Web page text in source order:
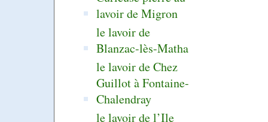
lavoir de Migron
le lavoir de
Blanzac-lès-Matha
le lavoir de Chez
Guillot à Fontaine-
Chalendray
le lavoir de l’Ile